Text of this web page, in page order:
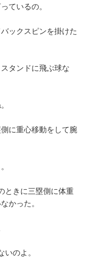
ているの。
ックスピンを掛けた
タンドに飛ぶ球な
に重心移動をして腕
ときに三塁側に体重
かった。
のよ。